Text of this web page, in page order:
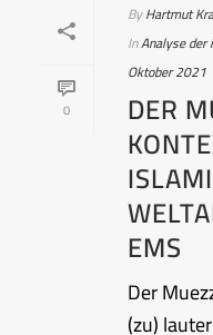
0
ByHartmut
InAnalyse
Oktober 2021
DER
EMS
Der
(zu)